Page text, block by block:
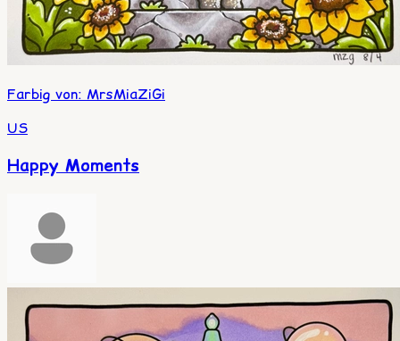
Farbig von: MrsMiaZiGi
US
Happy Moments